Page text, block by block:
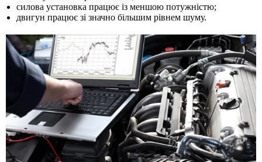
силова установка працює із меншою потужністю;
двигун працює зі значно більшим рівнем шуму.